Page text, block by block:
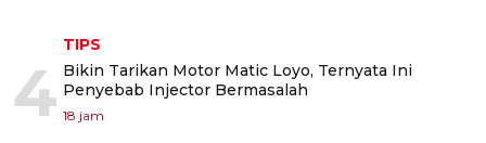
4
TIPS
Bikin Tarikan Motor Matic Loyo, Ternyata Ini
Penyebab Injector Bermasalah
18 jam